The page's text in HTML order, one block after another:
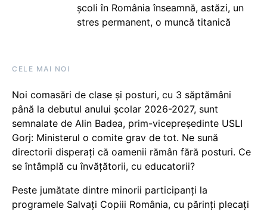
școli în România înseamnă, astăzi, un
stres permanent, o muncă titanică
CELE MAI NOI
Noi comasări de clase și posturi, cu 3 săptămâni
până la debutul anului școlar 2026-2027, sunt
semnalate de Alin Badea, prim-vicepreședinte USLI
Gorj: Ministerul o comite grav de tot. Ne sună
directorii disperați că oamenii rămân fără posturi. Ce
se întâmplă cu învățătorii, cu educatorii?
Peste jumătate dintre minorii participanți la
programele Salvați Copiii România, cu părinți plecați